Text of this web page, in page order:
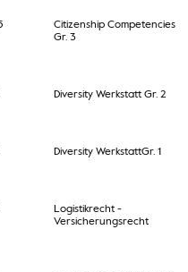
Citizenship Competencies
Gr. 3
Diversity Werkstatt Gr. 2
Diversity WerkstattGr. 1
Logistikrecht -
Versicherungsrecht